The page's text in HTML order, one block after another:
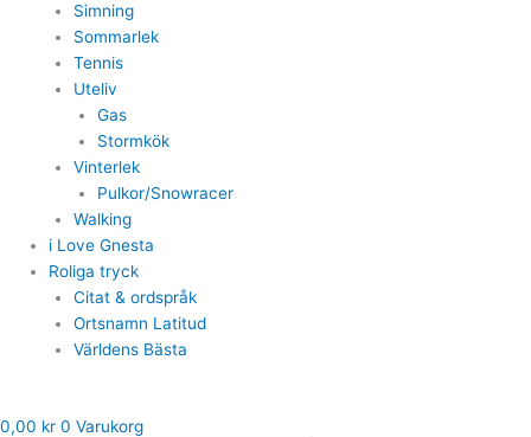
Simning
Sommarlek
Tennis
Uteliv
Gas
Stormkök
Vinterlek
Pulkor/Snowracer
Walking
i Love Gnesta
Roliga tryck
Citat & ordspråk
Ortsnamn Latitud
Världens Bästa
0,00 kr 0 Varukorg